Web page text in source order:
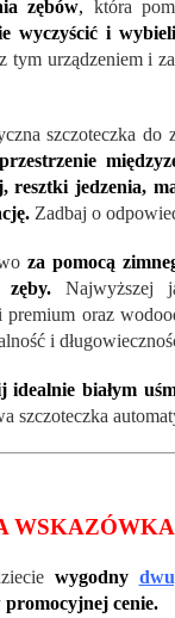
zębów, która
wyczyścić i
tym urządzeniem i
szczoteczka do
przestrzenie
resztki jedzenia,
Zadbaj o
za pomocą
zęby.Najwyższej
premium oraz
i
idealnie białym
szczoteczka
WSKAZÓWKA
wygodny
promocyjnej cenie.